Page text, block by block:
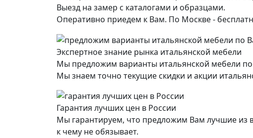
Выезд на замер с каталогами и образцами.
Оперативно приедем к Вам. По Москве -
Экспертное знание рынка итальянской мебели
Мы предложим варианты итальянской мебели
Мы знаем точно текущие скидки и акции
Гарантия лучших цен в России
Мы гарантируем, что предложим Вам лучшие из
к чему не обязывает.